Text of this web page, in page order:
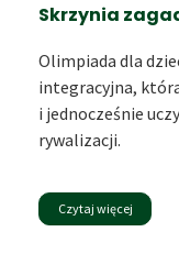
Skrzynia
Olimpiada dla
integracyjna,
i jednocześnie
rywalizacji.
Czytaj więcej